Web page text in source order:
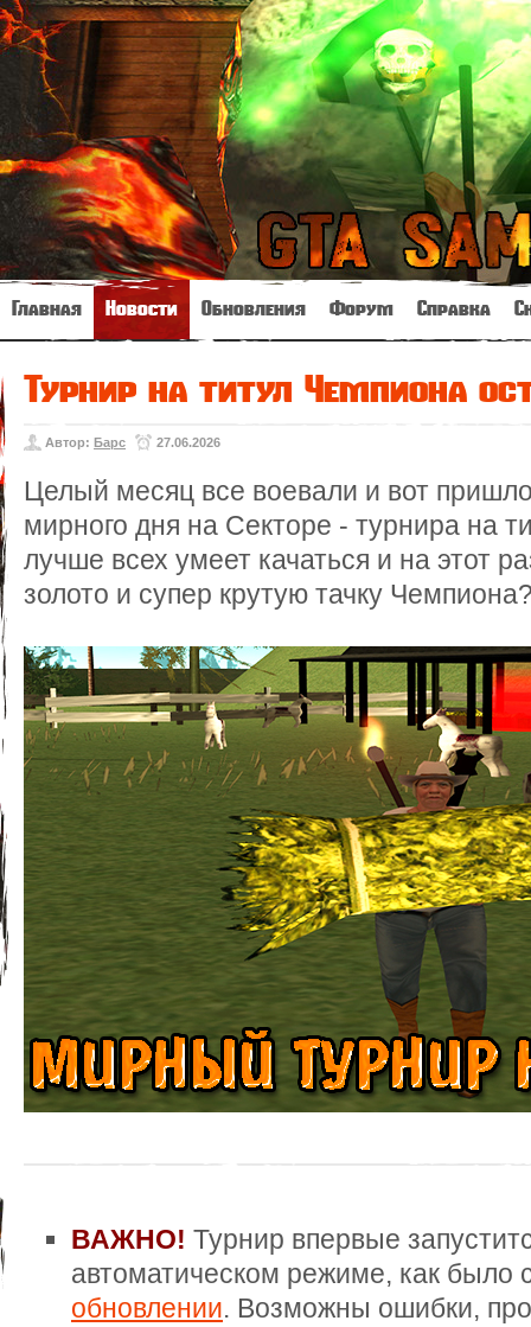
Главная Новости Обновления Форум Справка
Турнир на титул Чемпиона
Автор: Барс 27.06.2026
Целый месяц все воевали и вот
мирного дня на Секторе - турнира на
лучше всех умеет качаться и на этот
золото и супер крутую тачку
ВАЖНО! Турнир впервые
автоматическом режиме, как было
обновлении. Возможны ошибки,